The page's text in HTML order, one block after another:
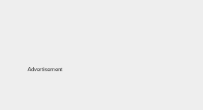
Advertisement